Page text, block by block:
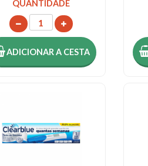
QUANTIDADE
ADICIONAR A CESTA